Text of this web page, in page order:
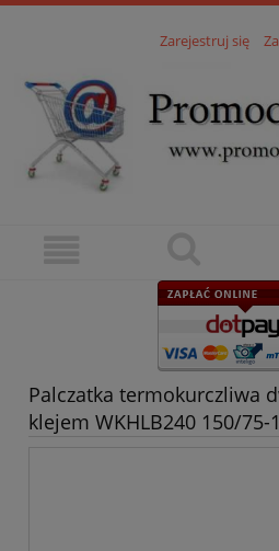
Zarejestruj się
Palczatka termokurczliwa
klejem WKHLB240 150/75-